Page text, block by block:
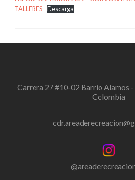
TALLERES
Descarga
Carrera 27 #10-02 Barrio Alamos -
Colombia